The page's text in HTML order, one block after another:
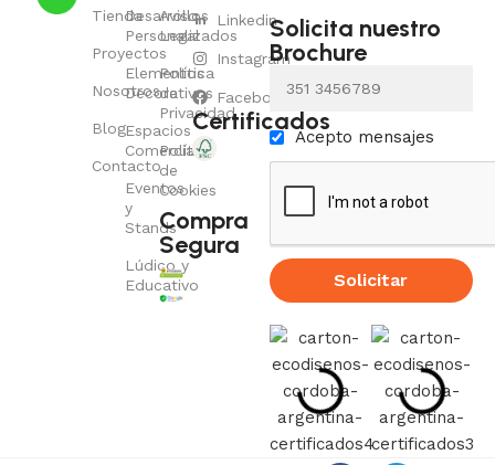
Tienda
Proyectos
Nosotros
Blog
Contacto
Desarrollos
Personalizados
Elementos
Decorativos
Espacios
Comerciales
Eventos
y
Stands
Lúdico y
Educativo
Aviso
Legal
Política
de
Privacidad
Política
de
Cookies
Compra
Segura
Linkedin
Instagram
Facebook
Certificados
Solicita nuestro
Brochure
Acepto mensajes
Solicitar